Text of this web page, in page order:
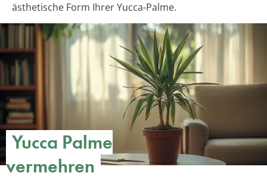
ästhetische Form Ihrer Yucca-Palme.
Yucca Palme
vermehren